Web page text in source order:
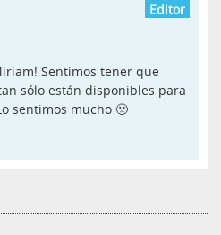
Sentimos tener que
sólo están disponibles para
sentimos mucho 🙁